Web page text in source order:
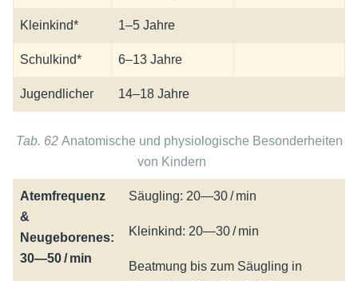
Kleinkind* 1–5 Jahre
Schulkind* 6–13 Jahre
Jugendlicher 14–18 Jahre
Tab. 62 Anatomische und physiologische Besonderheiten
von Kindern
Atemfrequenz
&
Neugeborenes:
30—50 / min
Säugling: 20—30 / min
Kleinkind: 20—30 / min
Beatmung bis zum Säugling in